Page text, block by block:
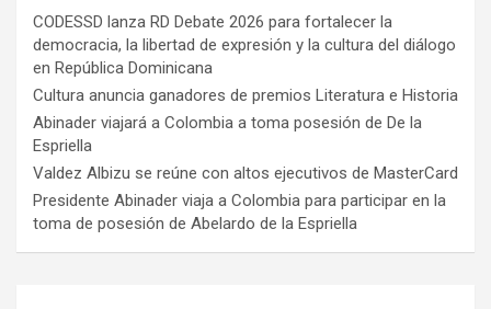
CODESSD lanza RD Debate 2026 para fortalecer la
democracia, la libertad de expresión y la cultura del diálogo
en República Dominicana
Cultura anuncia ganadores de premios Literatura e Historia
Abinader viajará a Colombia a toma posesión de De la
Espriella
Valdez Albizu se reúne con altos ejecutivos de MasterCard
Presidente Abinader viaja a Colombia para participar en la
toma de posesión de Abelardo de la Espriella